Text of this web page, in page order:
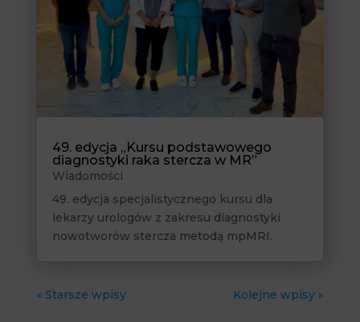
49. edycja „Kursu podstawowego
diagnostyki raka stercza w MR”
Wiadomości
49. edycja specjalistycznego kursu dla
lekarzy urologów z zakresu diagnostyki
nowotworów stercza metodą mpMRI.
« Starsze wpisy Kolejne wpisy »